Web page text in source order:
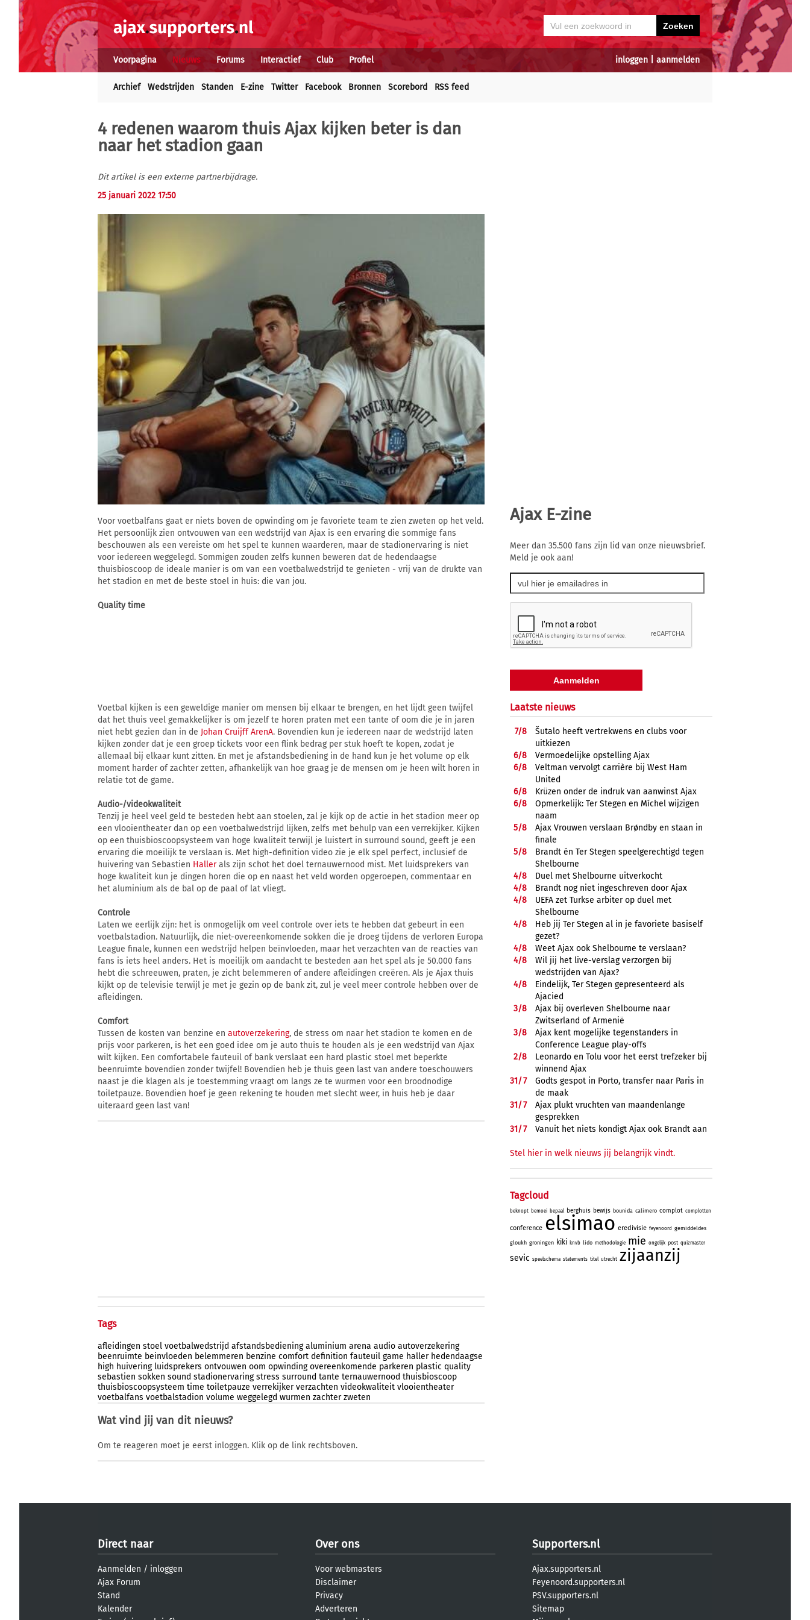
inloggen aanmelden
Voorpagina Nieuws Forums Interactief Club Profiel
Archief Wedstrijden Standen E-zine Twitter Facebook Bronnen Scorebord RSS feed
4 redenen waarom thuis Ajax kijken beter is dan
naar het stadion gaan
Dit artikel is een externe partnerbijdrage.
25 januari 2022 17:50
Voor voetbalfans gaat er niets boven de opwinding om je favoriete team te zien zweten op het veld.
Het persoonlijk zien ontvouwen van een wedstrijd van Ajax is een ervaring die sommige fans
beschouwen als een vereiste om het spel te kunnen waarderen, maar de stadionervaring is niet
voor iedereen weggelegd. Sommigen zouden zelfs kunnen beweren dat de hedendaagse
thuisbioscoop de ideale manier is om van een voetbalwedstrijd te genieten - vrij van de drukte van
het stadion en met de beste stoel in huis: die van jou.
Quality time
Voetbal kijken is een geweldige manier om mensen bij elkaar te brengen, en het lijdt geen twijfel
dat het thuis veel gemakkelijker is om jezelf te horen praten met een tante of oom die je in jaren
niet hebt gezien dan in de Johan Cruijff ArenA. Bovendien kun je iedereen naar de wedstrijd laten
kijken zonder dat je een groep tickets voor een flink bedrag per stuk hoeft te kopen, zodat je
allemaal bij elkaar kunt zitten. En met je afstandsbediening in de hand kun je het volume op elk
moment harder of zachter zetten, afhankelijk van hoe graag je de mensen om je heen wilt horen in
relatie tot de game.
Audio-/videokwaliteit
Tenzij je heel veel geld te besteden hebt aan stoelen, zal je kijk op de actie in het stadion meer op
een vlooientheater dan op een voetbalwedstrijd lijken, zelfs met behulp van een verrekijker. Kijken
op een thuisbioscoopsysteem van hoge kwaliteit terwijl je luistert in surround sound, geeft je een
ervaring die moeilijk te verslaan is. Met high-definition video zie je elk spel perfect, inclusief de
huivering van Sebastien Hallerals zijn schot het doel ternauwernood mist. Met luidsprekers van
hoge kwaliteit kun je dingen horen die op en naast het veld worden opgeroepen, commentaar en
het aluminium als de bal op de paal of lat vliegt.
Controle
Laten we eerlijk zijn: het is onmogelijk om veel controle over iets te hebben dat gebeurt in een
voetbalstadion. Natuurlijk, die niet-overeenkomende sokken die je droeg tijdens de verloren Europa
League finale, kunnen een wedstrijd helpen beïnvloeden, maar het verzachten van de reacties van
fans is iets heel anders. Het is moeilijk om aandacht te besteden aan het spel als je 50.000 fans
hebt die schreeuwen, praten, je zicht belemmeren of andere afleidingen creëren. Als je Ajax thuis
kijkt op de televisie terwijl je met je gezin op de bank zit, zul je veel meer controle hebben over de
afleidingen.
Comfort
Tussen de kosten van benzine en autoverzekering, de stress om naar het stadion te komen en de
prijs voor parkeren, is het een goed idee om je auto thuis te houden als je een wedstrijd van Ajax
wilt kijken. Een comfortabele fauteuil of bank verslaat een hard plastic stoel met beperkte
beenruimte bovendien zonder twijfel! Bovendien heb je thuis geen last van andere toeschouwers
naast je die klagen als je toestemming vraagt om langs ze te wurmen voor een broodnodige
toiletpauze. Bovendien hoef je geen rekening te houden met slecht weer, in huis heb je daar
uiteraard geen last van!
Tags
afleidingen stoel voetbalwedstrijd afstandsbediening aluminium arena audio autoverzekering
beenruimte beinvloeden belemmeren benzine comfort definition fauteuil game haller hedendaagse
high huivering luidsprekers ontvouwen oom opwinding overeenkomende parkeren plastic quality
sebastien sokken sound stadionervaring stress surround tante ternauwernood thuisbioscoop
thuisbioscoopsysteem time toiletpauze verrekijker verzachten videokwaliteit vlooientheater
voetbalfans voetbalstadion volume weggelegd wurmen zachter zweten
Wat vind jij van dit nieuws?
Om te reageren moet je eerst inloggen. Klik op de link rechtsboven.
Ajax E-zine
Meer dan 35.500 fans zijn lid van onze nieuwsbrief.
Meld je ook aan!
Laatste nieuws
7/8
Šutalo heeft vertrekwens en clubs voor
uitkiezen
6/8
Vermoedelijke opstelling Ajax
6/8
Veltman vervolgt carrière bij West Ham
United
6/8
Krüzen onder de indruk van aanwinst Ajax
6/8
Opmerkelijk: Ter Stegen en Míchel wijzigen
naam
5/8
Ajax Vrouwen verslaan Brøndby en staan in
finale
5/8
Brandt én Ter Stegen speelgerechtigd tegen
Shelbourne
4/8
Duel met Shelbourne uitverkocht
4/8
Brandt nog niet ingeschreven door Ajax
4/8
UEFA zet Turkse arbiter op duel met
Shelbourne
4/8
Heb jij Ter Stegen al in je favoriete basiself
gezet?
4/8
Weet Ajax ook Shelbourne te verslaan?
4/8
Wil jij het live-verslag verzorgen bij
wedstrijden van Ajax?
4/8
Eindelijk, Ter Stegen gepresenteerd als
Ajacied
3/8
Ajax bij overleven Shelbourne naar
Zwitserland of Armenië
3/8
Ajax kent mogelijke tegenstanders in
Conference League play-offs
2/8
Leonardo en Tolu voor het eerst trefzeker bij
winnend Ajax
31/7
Godts gespot in Porto, transfer naar Paris in
de maak
31/7
Ajax plukt vruchten van maandenlange
gesprekken
31/7 Vanuit het niets kondigt Ajax ook Brandt aan
Stel hier in welk nieuws jij belangrijk vindt.
Tagcloud
beknopt bemoei bepaal berghuis bewijs bounida calimero complot complotten
conference elsimao eredivisie feyenoord gemiddeldes
gloukh groningen kiki knvb lido methodologie mie ongelijk post quizmaster
sevic speelschema statements titel utrecht zijaanzij
Direct naar
Aanmelden / inloggen
Ajax Forum
Stand
Kalender
Over ons
Voor webmasters
Disclaimer
Privacy
Adverteren
Supporters.nl
Ajax.supporters.nl
Feyenoord.supporters.nl
PSV.supporters.nl
Sitemap